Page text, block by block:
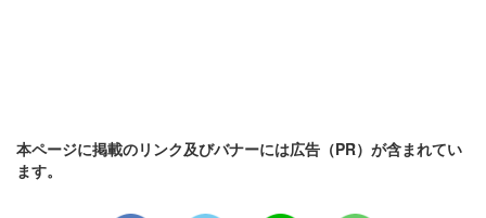
本ページに掲載のリンク及びバナーには広告（PR）が含まれてい
ます。